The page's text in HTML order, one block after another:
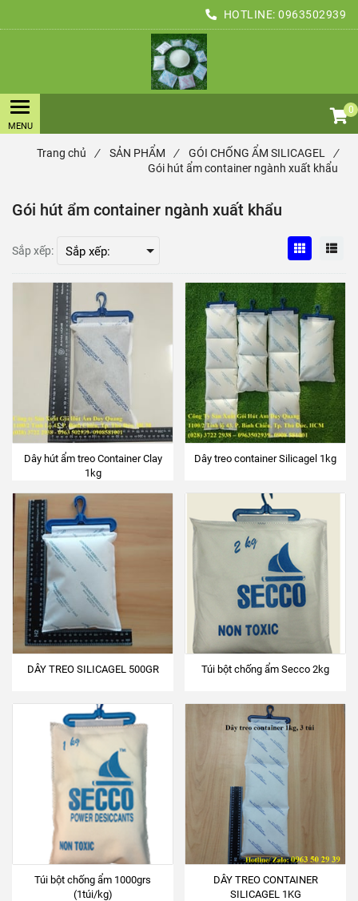
HOTLINE: 0963502939
0
Trang chủ / SẢN PHẨM / GÓI CHỐNG ẨM SILICAGEL
/
Gói hút ẩm container ngành xuất khẩu
Gói hút ẩm container ngành xuất khẩu
Sắp xếp:
Dây hút ẩm treo Container Clay
1kg
Dây treo container Silicagel 1kg
DÂY TREO SILICAGEL 500GR Túi bột chống ẩm Secco 2kg
Túi bột chống ẩm 1000grs
(1túi/kg)
DÂY TREO CONTAINER
SILICAGEL 1KG